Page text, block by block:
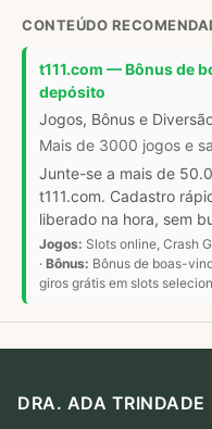
CONTEÚDO
t111.com — Bônus de
depósito
Jogos, Bônus e
Mais de 3000 jogos e
Junte-se a mais de
t111.com. Cadastro
liberado na hora, sem
Jogos: Slots online, Crash
· Bônus: Bônus de boas-
giros grátis em slots
DRA. ADA TRINDADE